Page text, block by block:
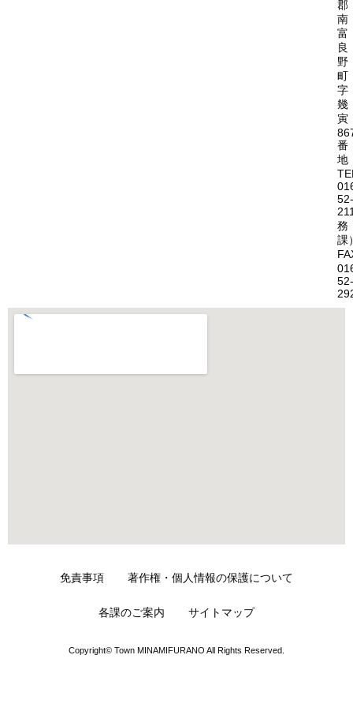
郡
南
富
良
野
町
字
幾
寅
番
地
52-
務
課
52-
免責事項 著作権・個人情報の保護について
各課のご案内 サイトマップ
Copyright© Town MINAMIFURANO All Rights Reserved.